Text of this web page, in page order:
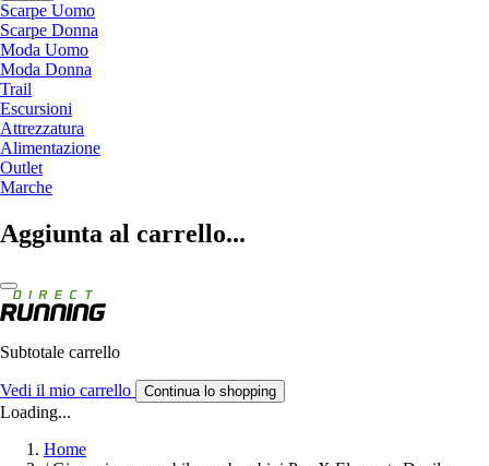
Scarpe Uomo
Scarpe Donna
Moda Uomo
Moda Donna
Trail
Escursioni
Attrezzatura
Alimentazione
Outlet
Marche
Aggiunta al carrello...
Subtotale carrello
Vedi il mio carrello Continua lo shopping
Loading...
Home